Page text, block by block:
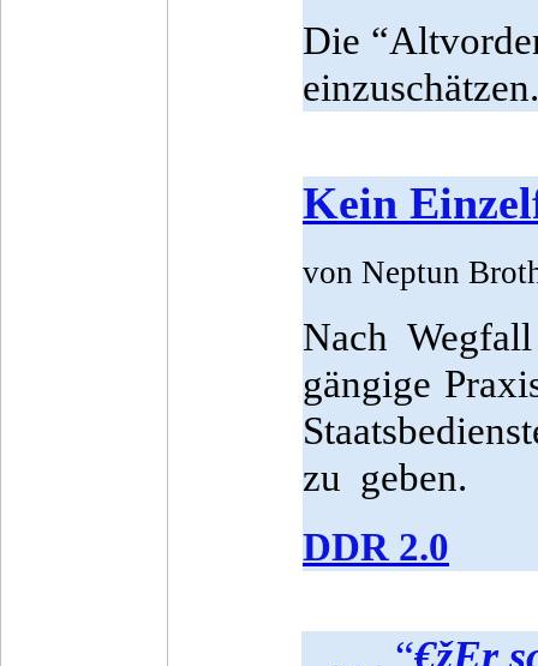
Die
einzuschätzen.
Kein
von Neptun
Nach
gängige
zu geben.
DDR 2.0
. . . “€žEr